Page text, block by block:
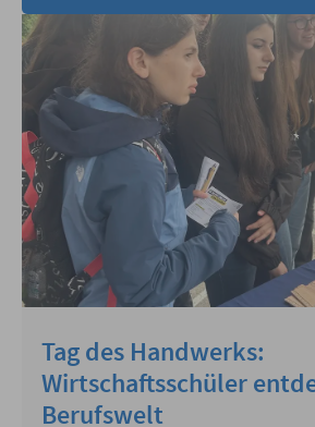
Tag des Handwerks:
Wirtschaftsschüler
Berufswelt